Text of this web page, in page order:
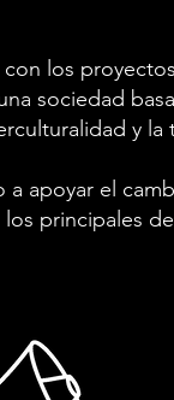
los
sociedad
y
apoyar el
principales